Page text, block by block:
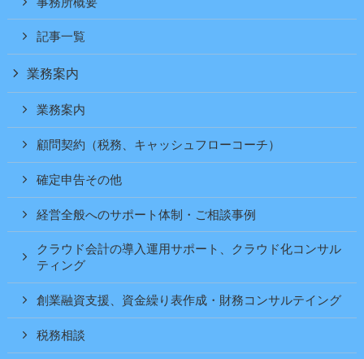
記事一覧
業務案内
業務案内
顧問契約（税務、キャッシュフローコーチ）
確定申告その他
経営全般へのサポート体制・ご相談事例
クラウド会計の導入運用サポート、クラウド化コンサル
ティング
創業融資支援、資金繰り表作成・財務コンサルテイング
税務相談